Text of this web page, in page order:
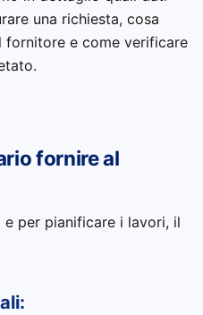
una richiesta, cosa
fornitore e come verificare
fornire al
per pianificare i lavori, il